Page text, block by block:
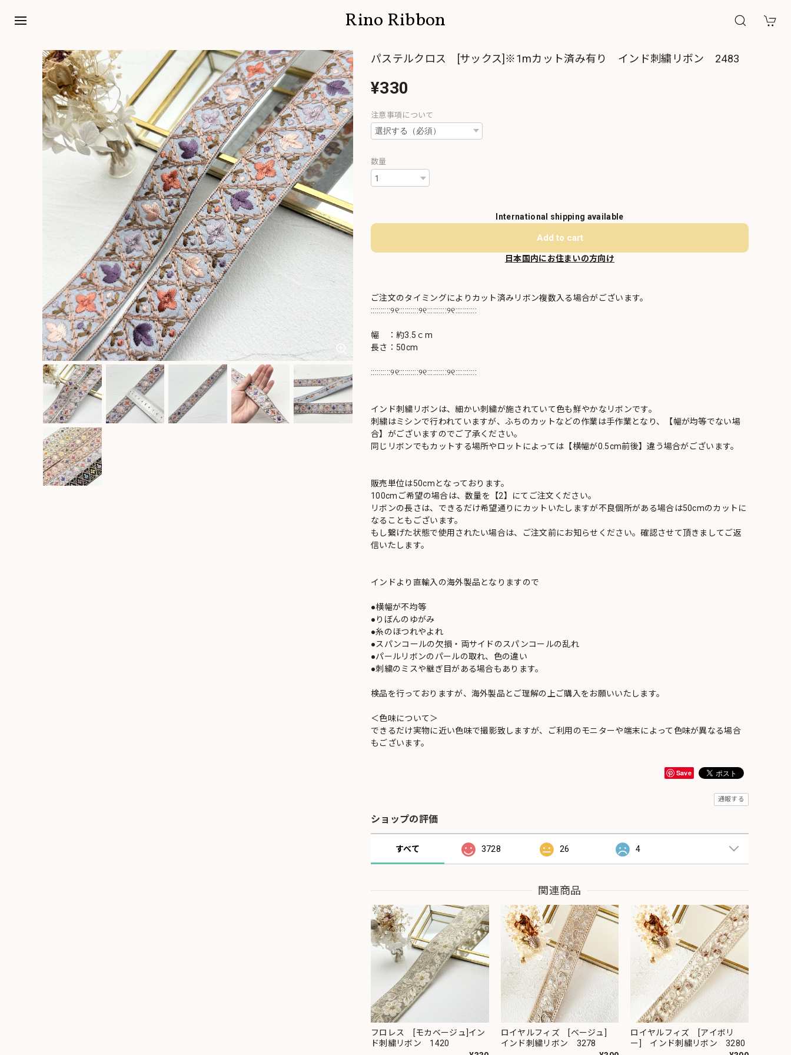
Rino Ribbon
パステルクロス [サックス]※1mカット済み有り インド刺繍リボン 2483
¥330
注意事項について
数量
International shipping available
Add to cart
日本国内にお住まいの方向け
ご注文のタイミングによりカット済みリボン複数入る場合がございます。
::::::::::୨୧::::::::::୨୧::::::::::୨୧:::::::::::
幅 ：約3.5ｃm
長さ：50cm
::::::::::୨୧::::::::::୨୧::::::::::୨୧:::::::::::
インド刺繍リボンは、細かい刺繍が施されていて色も鮮やかなリボンです。
刺繍はミシンで行われていますが、ふちのカットなどの作業は手作業となり、【幅が均等でない場
合】がございますのでご了承ください。
同じリボンでもカットする場所やロットによっては【横幅が0.5cm前後】違う場合がございます。
販売単位は50cmとなっております。
100cmご希望の場合は、数量を【2】にてご注文ください。
リボンの長さは、できるだけ希望通りにカットいたしますが不良個所がある場合は50cmのカットに
なることもございます。
もし繋げた状態で使用されたい場合は、ご注文前にお知らせください。確認させて頂きましてご返
信いたします。
インドより直輸入の海外製品となりますので
●横幅が不均等
●りぼんのゆがみ
●糸のほつれやよれ
●スパンコールの欠損・両サイドのスパンコールの乱れ
●パールリボンのパールの取れ、色の違い
●刺繍のミスや継ぎ目がある場合もあります。
検品を行っておりますが、海外製品とご理解の上ご購入をお願いいたします。
＜色味について＞
できるだけ実物に近い色味で撮影致しますが、ご利用のモニターや端末によって色味が異なる場合
もございます。
Save
通報する
ショップの評価
すべて 3728 26 4
関連商品
フロレス [モカベージュ]イン
ド刺繍リボン 1420
ロイヤルフィズ [ベージュ]
インド刺繍リボン 3278
ロイヤルフィズ [アイボリ
ー] インド刺繍リボン 3280